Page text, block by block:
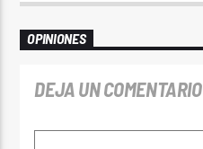
OPINIONES
DEJA UN COMENTARIO